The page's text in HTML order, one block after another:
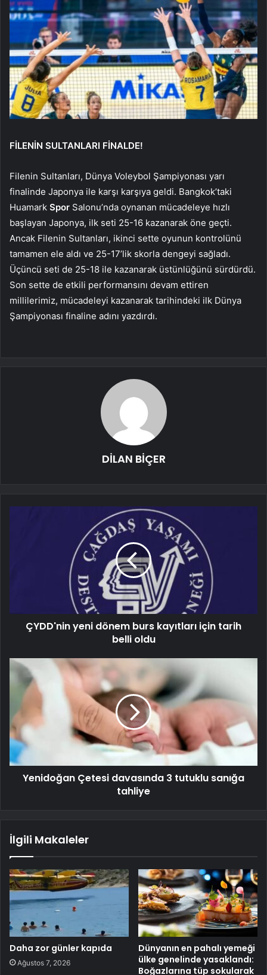
FİLENİN SULTANLARI FİNALDE!
Filenin Sultanları, Dünya Voleybol Şampiyonası yarı
finalinde Japonya ile karşı karşıya geldi. Bangkok’taki
Huamark Spor Salonu’nda oynanan mücadeleye hızlı
başlayan Japonya, ilk seti 25-16 kazanarak öne geçti.
Ancak Filenin Sultanları, ikinci sette oyunun kontrolünü
tamamen ele aldı ve 25-17’lik skorla dengeyi sağladı.
Üçüncü seti de 25-18 ile kazanarak üstünlüğünü sürdürdü.
Son sette de etkili performansını devam ettiren
millilerimiz, mücadeleyi kazanarak tarihindeki ilk Dünya
Şampiyonası finaline adını yazdırdı.
DİLAN BİÇER
ÇYDD'nin yeni dönem burs kayıtları için tarih
belli oldu
Yenidoğan Çetesi davasında 3 tutuklu sanığa
tahliye
İlgili Makaleler
Daha zor günler kapıda
Ağustos 7, 2026
Dünyanın en pahalı yemeği
ülke genelinde yasaklandı:
Boğazlarına tüp sokularak